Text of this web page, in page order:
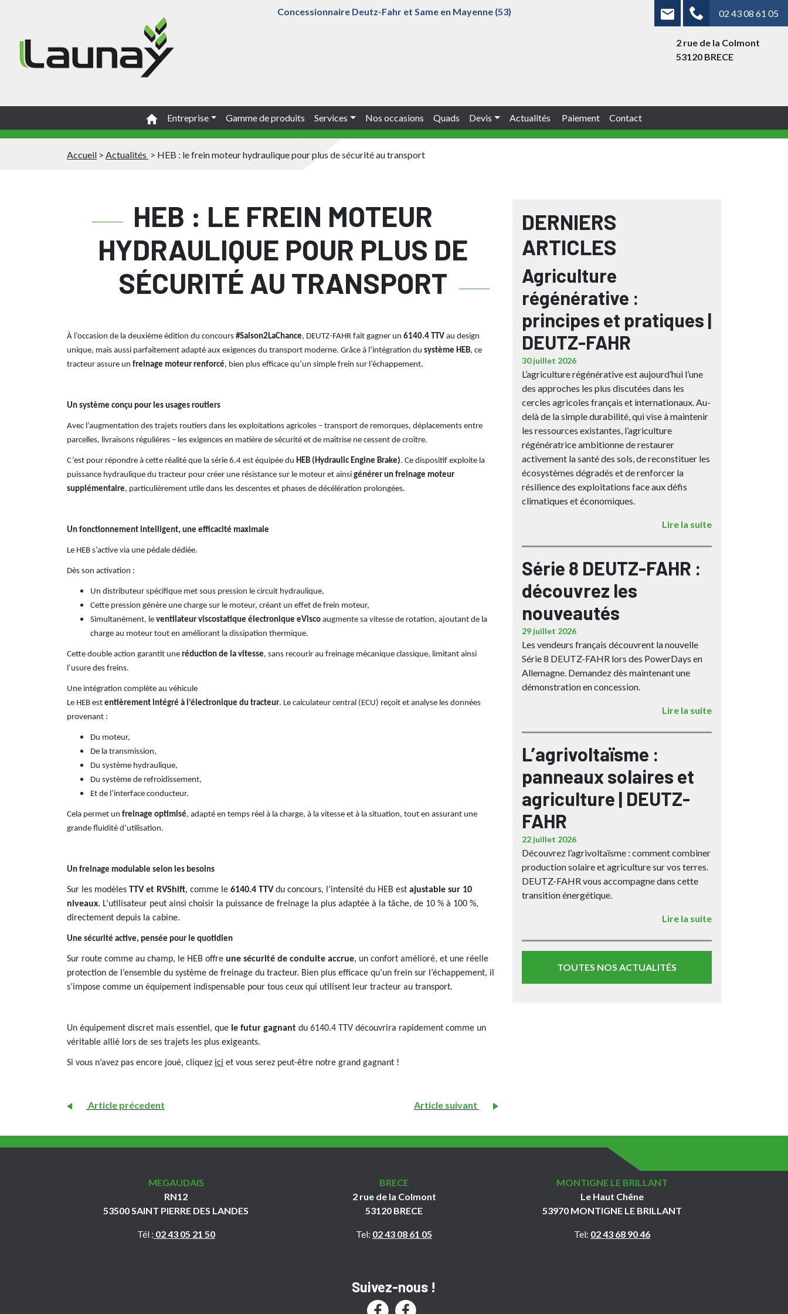
Concessionnaire Deutz-Fahr et Same en Mayenne (53) 02 43 08 61 05
2 rue de la Colmont
53120 BRECE
Entreprise Gamme de produits Services Nos occasions Quads Devis Actualités Paiement Contact
Accueil > Actualités > HEB : le frein moteur hydraulique pour plus de sécurité au transport
HEB : LE FREIN MOTEUR
HYDRAULIQUE POUR PLUS DE
SÉCURITÉ AU TRANSPORT
À l’occasion de la deuxième édition du concours #Saison2LaChance, DEUTZ-FAHR fait gagner un 6140.4 TTV au design
unique, mais aussi parfaitement adapté aux exigences du transport moderne. Grâce à l’intégration du système HEB, ce
tracteur assure un freinage moteur renforcé, bien plus efficace qu’un simple frein sur l’échappement.
Un système conçu pour les usages routiers
Avec l’augmentation des trajets routiers dans les exploitations agricoles – transport de remorques, déplacements entre
parcelles, livraisons régulières – les exigences en matière de sécurité et de maîtrise ne cessent de croître.
C’est pour répondre à cette réalité que la série 6.4 est équipée du HEB (Hydraulic Engine Brake). Ce dispositif exploite la
puissance hydraulique du tracteur pour créer une résistance sur le moteur et ainsi générer un freinage moteur
supplémentaire, particulièrement utile dans les descentes et phases de décélération prolongées.
Un fonctionnement intelligent, une efficacité maximale
Le HEB s’active via une pédale dédiée.
Dès son activation :
Un distributeur spécifique met sous pression le circuit hydraulique,
Cette pression génère une charge sur le moteur, créant un effet de frein moteur,
Simultanément, le ventilateur viscostatique électronique eVisco augmente sa vitesse de rotation, ajoutant de la
charge au moteur tout en améliorant la dissipation thermique.
Cette double action garantit une réduction de la vitesse, sans recourir au freinage mécanique classique, limitant ainsi
l’usure des freins.
Une intégration complète au véhicule
Le HEB est entièrement intégré à l’électronique du tracteur. Le calculateur central (ECU) reçoit et analyse les données
provenant :
Du moteur,
De la transmission,
Du système hydraulique,
Du système de refroidissement,
Et de l’interface conducteur.
Cela permet un freinage optimisé, adapté en temps réel à la charge, à la vitesse et à la situation, tout en assurant une
grande fluidité d’utilisation.
Un freinage modulable selon les besoins
Sur les modèles TTV et RVShift, comme le 6140.4 TTV du concours, l’intensité du HEB est ajustable sur 10
niveaux. L’utilisateur peut ainsi choisir la puissance de freinage la plus adaptée à la tâche, de 10 % à 100 %,
directement depuis la cabine.
Une sécurité active, pensée pour le quotidien
Sur route comme au champ, le HEB offre une sécurité de conduite accrue, un confort amélioré, et une réelle
protection de l’ensemble du système de freinage du tracteur. Bien plus efficace qu’un frein sur l’échappement, il
s’impose comme un équipement indispensable pour tous ceux qui utilisent leur tracteur au transport.
Un équipement discret mais essentiel, que le futur gagnant du 6140.4 TTV découvrira rapidement comme un
véritable allié lors de ses trajets les plus exigeants.
Si vous n’avez pas encore joué, cliquez ici et vous serez peut-être notre grand gagnant !
Article précedent Article suivant
DERNIERS
ARTICLES
Agriculture
régénérative :
principes et pratiques |
DEUTZ-FAHR
30 juillet 2026
L’agriculture régénérative est aujourd’hui l’une
des approches les plus discutées dans les
cercles agricoles français et internationaux. Au-
delà de la simple durabilité, qui vise à maintenir
les ressources existantes, l’agriculture
régénératrice ambitionne de restaurer
activement la santé des sols, de reconstituer les
écosystèmes dégradés et de renforcer la
résilience des exploitations face aux défis
climatiques et économiques.
Lire la suite
Série 8 DEUTZ-FAHR :
découvrez les
nouveautés
29 juillet 2026
Les vendeurs français découvrent la nouvelle
Série 8 DEUTZ-FAHR lors des PowerDays en
Allemagne. Demandez dès maintenant une
démonstration en concession.
Lire la suite
L’agrivoltaïsme :
panneaux solaires et
agriculture | DEUTZ-
FAHR
22 juillet 2026
Découvrez l’agrivoltaïsme : comment combiner
production solaire et agriculture sur vos terres.
DEUTZ-FAHR vous accompagne dans cette
transition énergétique.
Lire la suite
TOUTES NOS ACTUALITÉS
MEGAUDAIS
RN12
53500 SAINT PIERRE DES LANDES
Tél : 02 43 05 21 50
BRECE
2 rue de la Colmont
53120 BRECE
Tel: 02 43 08 61 05
MONTIGNE LE BRILLANT
Le Haut Chêne
53970 MONTIGNE LE BRILLANT
Tel: 02 43 68 90 46
Suivez-nous !